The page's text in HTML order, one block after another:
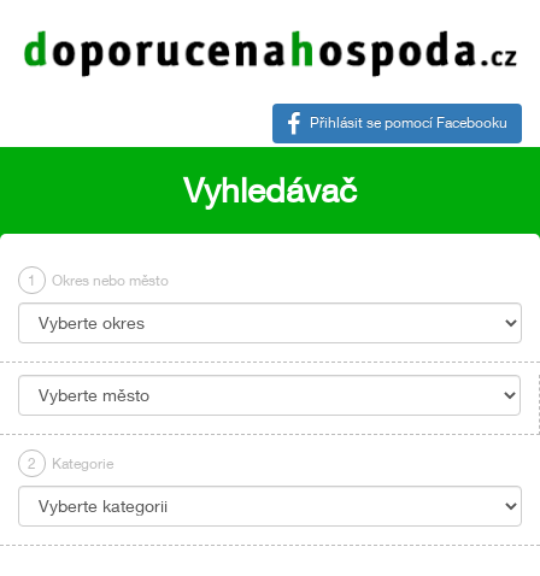
Přihlásit se pomocí Facebooku
Vyhledávač
1 Okres nebo město
2 Kategorie